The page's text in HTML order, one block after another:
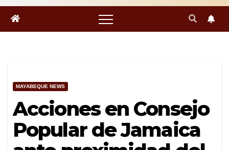
MAYABEQUE NEWS
Acciones en Consejo
Popular de Jamaica